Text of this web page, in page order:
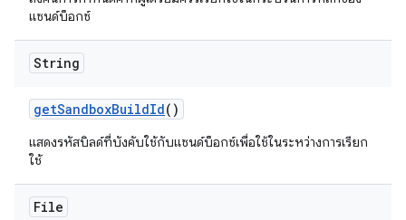
แซนด์บ็อกซ์
String
getSandboxBuildId()
แสดงรหัสบิลด์ที่บังคับใช้กับแซนด์บ็อกซ์เพื่อใช้ในระหว่างการเรียก
ใช้
File